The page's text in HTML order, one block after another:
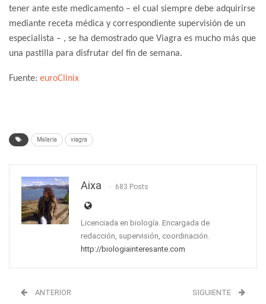
tener ante este medicamento – el cual siempre debe adquirirse
mediante receta médica y correspondiente supervisión de un
especialista – , se ha demostrado que Viagra es mucho más que
una pastilla para disfrutar del fin de semana.
Fuente: euroClinix
Malaria viagra
Aixa 683 Posts
Licenciada en biología. Encargada de
redacción, supervisión, coordinación.
http://biologiainteresante.com
ANTERIOR SIGUIENTE